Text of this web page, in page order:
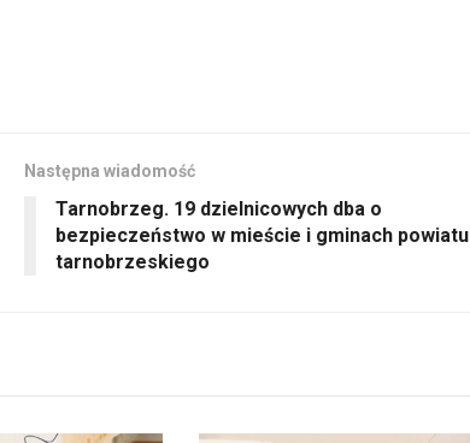
Następna wiadomość
Tarnobrzeg. 19 dzielnicowych dba o
bezpieczeństwo w mieście i gminach powiatu
tarnobrzeskiego